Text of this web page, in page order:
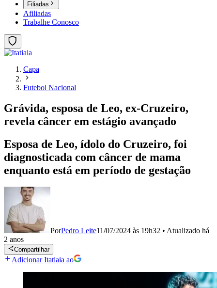
Filiadas
Afiliadas
Trabalhe Conosco
Capa
Futebol Nacional
Grávida, esposa de Leo, ex-Cruzeiro,
revela câncer em estágio avançado
Esposa de Leo, ídolo do Cruzeiro, foi
diagnosticada com câncer de mama
enquanto está em período de gestação
PorPedro Leite11/07/2024 às 19h32 • Atualizado há
2 anos
Compartilhar
Adicionar Itatiaia ao